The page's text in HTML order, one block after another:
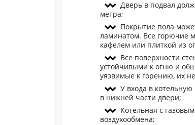
Дверь в подвал
метра;
Покрытие пола
ламинатом. Все горючие
кафелем или плиткой из
Все поверхности
устойчивыми к огню и
уязвимые к горению, их
У входа в
в нижней части двери;
Котельная с
воздухообмена;